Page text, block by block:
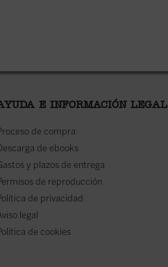
E INFORMACIÓN LEGAL
de compra
de ebooks
y plazos de entrega
de reproducción
de privacidad
legal
de cookies